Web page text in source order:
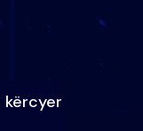
kërcyer